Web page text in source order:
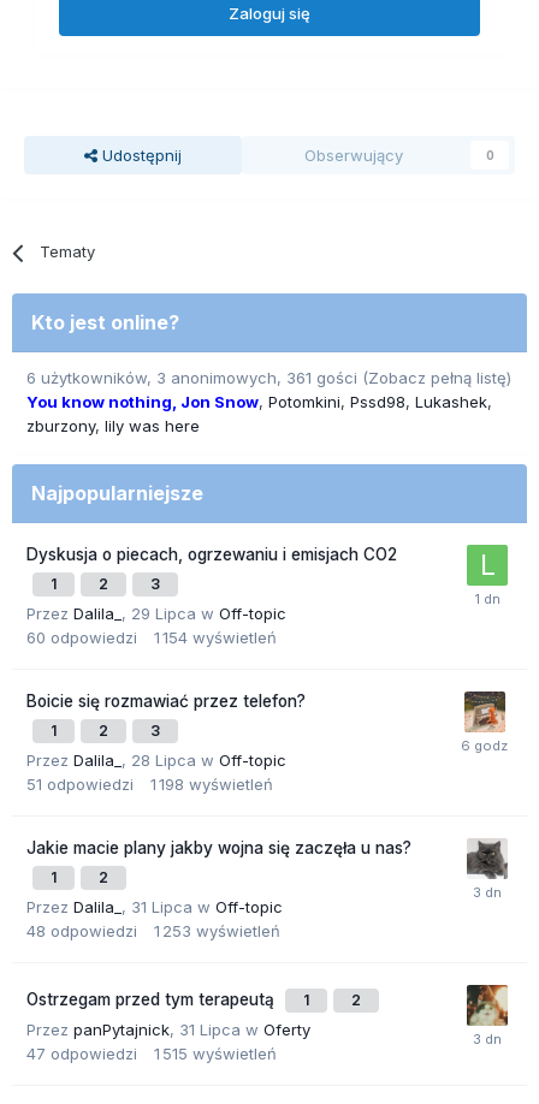
Zaloguj się
Udostępnij Obserwujący 0
Tematy
Kto jest online?
6 użytkowników, 3 anonimowych, 361 gości (Zobacz pełną listę)
You know nothing, Jon Snow Potomkini Pssd98 Lukashek
zburzony lily was here
Najpopularniejsze
Dyskusja o piecach, ogrzewaniu i emisjach CO2
1 2 3
Przez Dalila_ , 29 Lipca w Off-topic
60 odpowiedzi 1 154 wyświetleń
Boicie się rozmawiać przez telefon?
1 2 3
Przez Dalila_ , 28 Lipca w Off-topic
51 odpowiedzi 1 198 wyświetleń
Jakie macie plany jakby wojna się zaczęła u nas?
1 2
Przez Dalila_ , 31 Lipca w Off-topic
48 odpowiedzi 1 253 wyświetleń
Ostrzegam przed tym terapeutą 1 2
Przez panPytajnick, 31 Lipca w Oferty
47 odpowiedzi 1 515 wyświetleń